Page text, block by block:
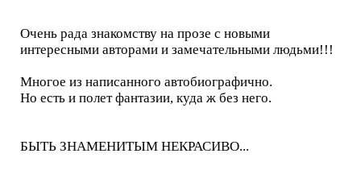
Очень рада знакомству на прозе с новыми
интересными авторами и замечательными людьми!!!
Многое из написанного автобиографично.
Но есть и полет фантазии, куда ж без него.
БЫТЬ ЗНАМЕНИТЫМ НЕКРАСИВО...